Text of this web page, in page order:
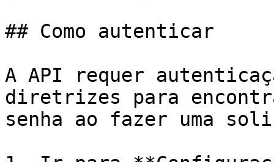
## Como autenticar
A API requer
diretrizes para
senha ao fazer uma